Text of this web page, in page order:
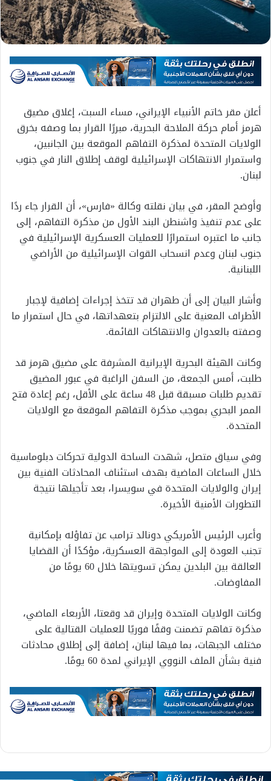
أعلن مقر خاتم الأنبياء الإيراني، مساء السبت، إغلاق مضيق
هرمز أمام حركة الملاحة البحرية، مبررًا القرار بما وصفه بخرق
الولايات المتحدة لمذكرة التفاهم الموقعة بين الجانبين،
واستمرار الانتهاكات الإسرائيلية لوقف إطلاق النار في جنوب
لبنان.
وأوضح المقر، في بيان نقلته وكالة «فارس»، أن القرار جاء ردًا
على عدم تنفيذ واشنطن البند الأول من مذكرة التفاهم، إلى
جانب ما اعتبره استمرارًا للعمليات العسكرية الإسرائيلية في
جنوب لبنان وعدم انسحاب القوات الإسرائيلية من الأراضي
اللبنانية.
وأشار البيان إلى أن طهران قد تتخذ إجراءات إضافية لإجبار
الأطراف المعنية على الالتزام بتعهداتها، في حال استمرار ما
وصفته بالعدوان والانتهاكات القائمة.
وكانت الهيئة البحرية الإيرانية المشرفة على مضيق هرمز قد
طلبت، أمس الجمعة، من السفن الراغبة في عبور المضيق
تقديم طلبات مسبقة قبل 48 ساعة على الأقل، رغم إعادة فتح
الممر البحري بموجب مذكرة التفاهم الموقعة مع الولايات
المتحدة.
وفي سياق متصل، شهدت الساحة الدولية تحركات دبلوماسية
خلال الساعات الماضية بهدف استئناف المحادثات الفنية بين
إيران والولايات المتحدة في سويسرا، بعد تأجيلها نتيجة
التطورات الأمنية الأخيرة.
وأعرب الرئيس الأمريكي دونالد ترامب عن تفاؤله بإمكانية
تجنب العودة إلى المواجهة العسكرية، مؤكدًا أن القضايا
العالقة بين البلدين يمكن تسويتها خلال 60 يومًا من
المفاوضات.
وكانت الولايات المتحدة وإيران قد وقعتا، الأربعاء الماضي،
مذكرة تفاهم تضمنت وقفًا فوريًا للعمليات القتالية على
مختلف الجبهات، بما فيها لبنان، إضافة إلى إطلاق محادثات
فنية بشأن الملف النووي الإيراني لمدة 60 يومًا.